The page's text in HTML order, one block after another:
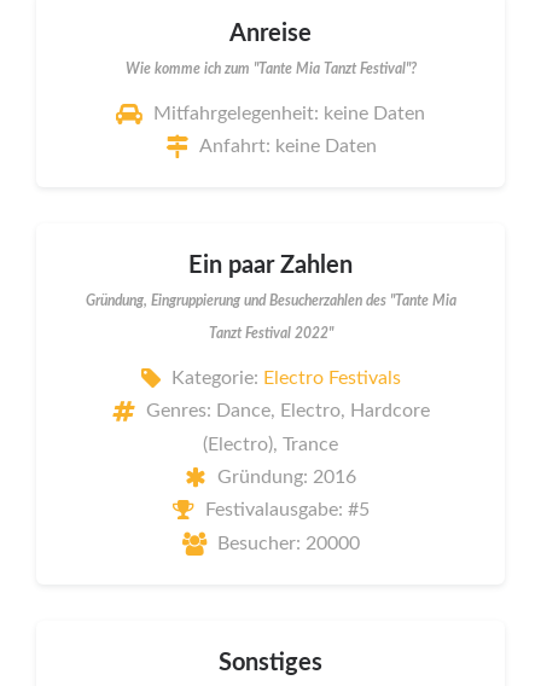
Anreise
Wie komme ich zum "Tante Mia Tanzt Festival"?
Mitfahrgelegenheit: keine Daten
Anfahrt: keine Daten
Ein paar Zahlen
Gründung, Eingruppierung und Besucherzahlen des "Tante Mia
Tanzt Festival 2022"
Kategorie: Electro Festivals
Genres: Dance, Electro, Hardcore
(Electro), Trance
Gründung: 2016
Festivalausgabe: #5
Besucher: 20000
Sonstiges